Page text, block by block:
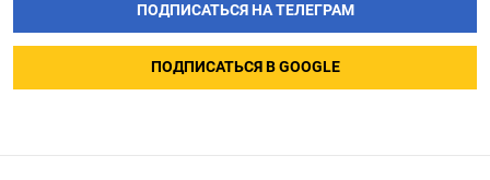
ПОДПИСАТЬСЯ НА ТЕЛЕГРАМ
ПОДПИСАТЬСЯ В GOOGLE